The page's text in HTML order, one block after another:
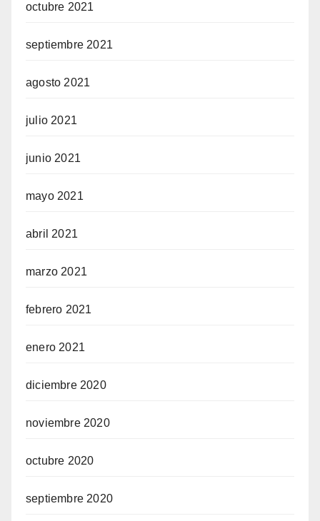
octubre 2021
septiembre 2021
agosto 2021
julio 2021
junio 2021
mayo 2021
abril 2021
marzo 2021
febrero 2021
enero 2021
diciembre 2020
noviembre 2020
octubre 2020
septiembre 2020